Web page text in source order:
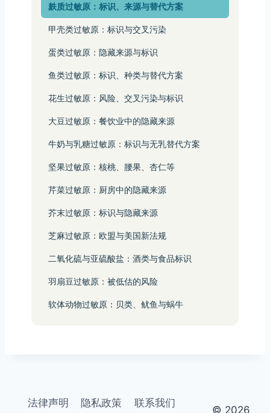
麸质过敏原：标识、来源与替代方案
甲壳类过敏原：标识与交叉污染
蛋类过敏原：隐藏来源与标识
鱼类过敏原：标识、种类与替代方案
花生过敏原：风险、交叉污染与标识
大豆过敏原：餐饮业中的隐藏来源
牛奶与乳糖过敏原：标识与无乳替代方案
坚果过敏原：核桃、腰果、杏仁等
芹菜过敏原：厨房中的隐藏来源
芥末过敏原：标识与隐藏来源
芝麻过敏原：欧盟与美国新法规
二氧化硫与亚硫酸盐：酒类与食品标识
羽扇豆过敏原：被低估的风险
软体动物过敏原：贝类、鱿鱼与蜗牛
法律声明 隐私政策 联系我们
© 2026